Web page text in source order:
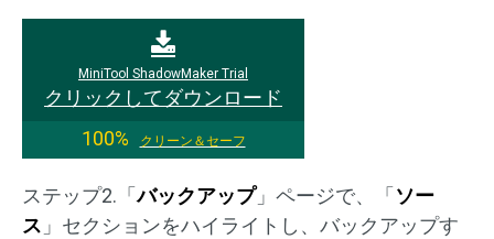
MiniTool ShadowMaker Trial
クリックしてダウンロード
100%
クリーン＆セーフ
ステップ2.「バックアップ」ページで、「 ソー
ス 」セクションをハイライトし、バックアップす